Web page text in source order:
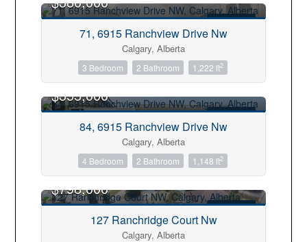
Condominium
Open House
Search
71, 6915 Ranchview Drive Nw
Calgary, Alberta
3 Bedroom 2 Bathroom 1,222 ft2
$355,000
84, 6915 Ranchview Drive Nw
Calgary, Alberta
4 Bedroom 2 Bathroom 1,148 ft2
$798,000
127 Ranchridge Court Nw
Calgary, Alberta